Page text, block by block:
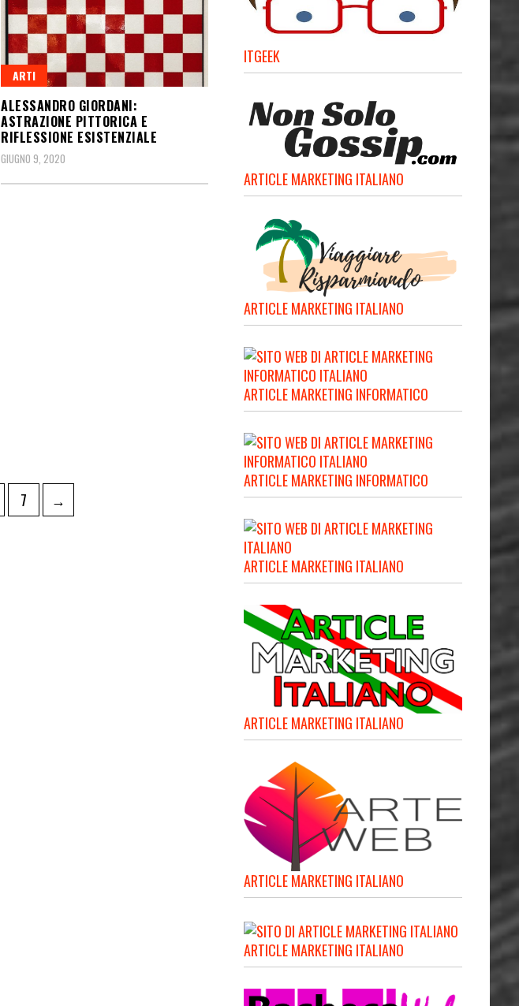
ARTI
ALESSANDRO GIORDANI:
ASTRAZIONE PITTORICA E
RIFLESSIONE ESISTENZIALE
GIUGNO 9, 2020
7 →
ITGEEK
ARTICLE MARKETING ITALIANO
ARTICLE MARKETING ITALIANO
ARTICLE MARKETING INFORMATICO
ARTICLE MARKETING INFORMATICO
ARTICLE MARKETING ITALIANO
ARTICLE MARKETING ITALIANO
ARTICLE MARKETING ITALIANO
ARTICLE MARKETING ITALIANO